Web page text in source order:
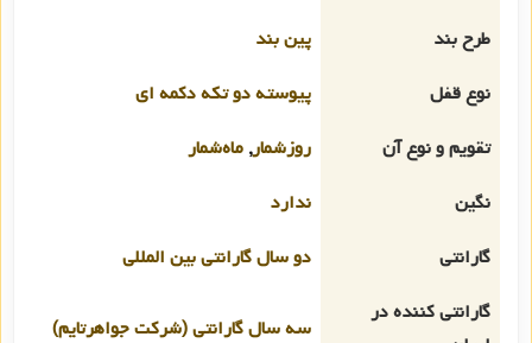
طرح بند
پین بند
نوع قفل
پیوسته دو تکه دکمه ای
تقویم و نوع آن
روزشمار, ماه‌شمار
نگین
ندارد
گارانتی
دو سال گارانتی بین المللی
گارانتی کننده در
سه سال گارانتی (شرکت جواهرتایم)